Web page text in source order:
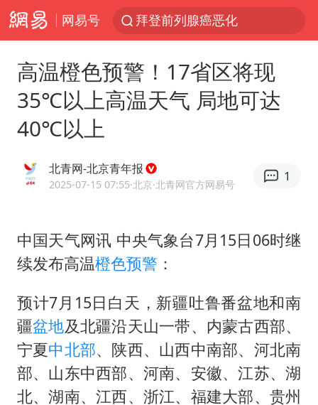
网易号
“白海豚”逼近浙闽沿海
“伊斯兰版北约”出现
上海大部迎大暴雨
2026年7月份居民消费价格同比上涨0.5%
方桃子代言广告视频已下架
河南警方公开征集黑恶犯罪线索
辽宁省深化扫黑除恶专项斗争
WTT横滨冠军赛女单四强国乒占三席
浙江省发出今年第2号指挥长令
高温橙色预警！17省区将现
35℃以上高温天气 局地可达
40℃以上
北青网-北京青年报
2025-07-15 07:55·北京·北青网官方网易号
1
中国天气网讯 中央气象台7月15日06时继
续发布高温橙色预警 ：
预计7月15日白天，新疆吐鲁番盆地和南
疆盆地及北疆沿天山一带、内蒙古西部、
宁夏中北部、陕西、山西中南部、河北南
部、山东中西部、河南、安徽、江苏、湖
北、湖南、江西、浙江、福建大部、贵州